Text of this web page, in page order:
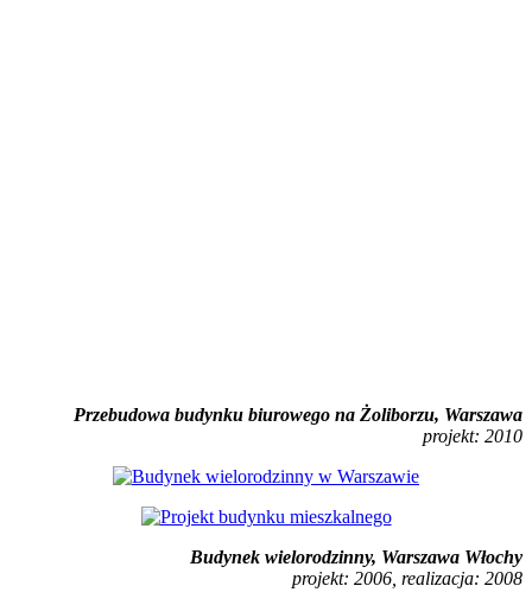
Przebudowa budynku biurowego na Żoliborzu, Warszawa
projekt: 2010
Budynek wielorodzinny, Warszawa Włochy
projekt: 2006, realizacja: 2008